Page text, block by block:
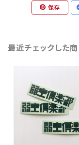
保存
最近チェックした